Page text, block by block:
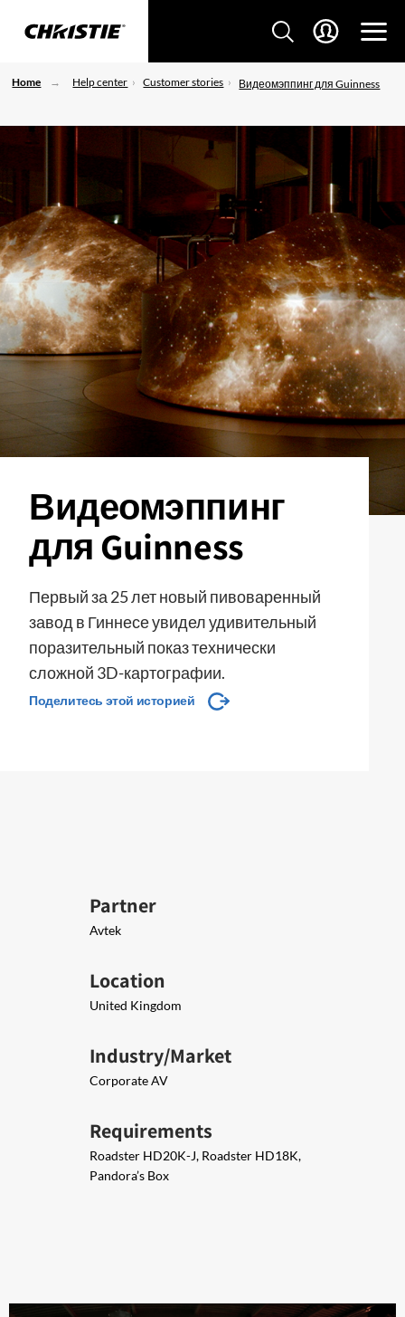
Home Help center Customer stories Видеомэппинг для Guinness
Видеомэппинг
для Guinness
Первый за 25 лет новый пивоваренный
завод в Гиннесе увидел удивительный
поразительный показ технически
сложной 3D-картографии.
Поделитесь этой историей
Partner
Avtek
Location
United Kingdom
Industry/Market
Corporate AV
Requirements
Roadster HD20K-J, Roadster HD18K,
Pandora’s Box